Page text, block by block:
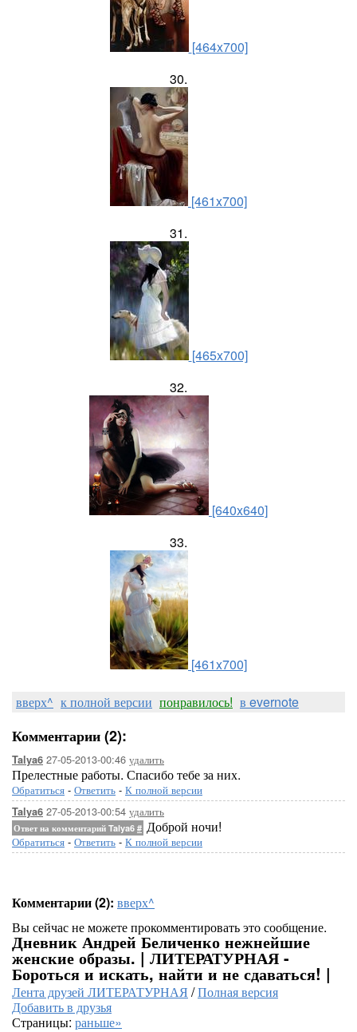
[464x700]
30.
[461x700]
31.
[465x700]
32.
[640x640]
33.
[461x700]
вверх^ к полной версии понравилось! в evernote
Комментарии (2):
Talya6 27-05-2013-00:46 удалить
Прелестные работы. Спасибо тебе за них.
Обратиться - Ответить - К полной версии
Talya6 27-05-2013-00:54 удалить
Ответ на комментарий Talya6 # Доброй ночи!
Обратиться - Ответить - К полной версии
Комментарии (2): вверх^
Вы сейчас не можете прокомментировать это сообщение.
Дневник Андрей Беличенко нежнейшие
женские образы. | ЛИТЕРАТУРНАЯ -
Бороться и искать, найти и не сдаваться! |
Лента друзей ЛИТЕРАТУРНАЯ /Полная версия
Добавить в друзья
Страницы: раньше»